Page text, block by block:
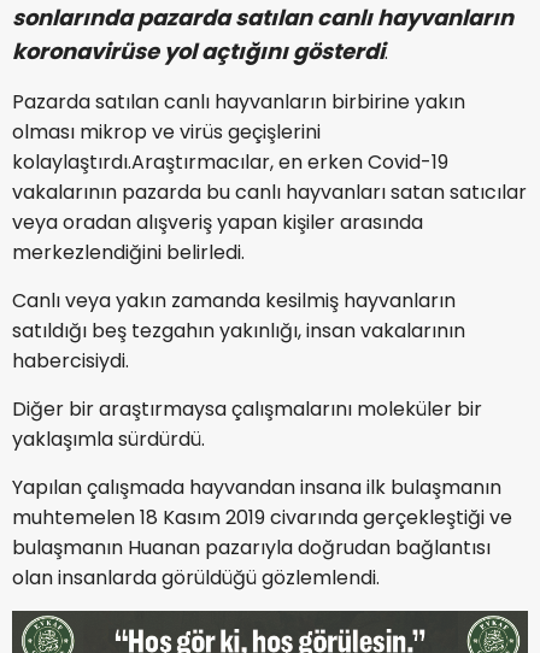
sonlarında pazarda satılan canlı hayvanların
koronavirüse yol açtığını gösterdi.
Pazarda satılan canlı hayvanların birbirine yakın
olması mikrop ve virüs geçişlerini
kolaylaştırdı.Araştırmacılar, en erken Covid-19
vakalarının pazarda bu canlı hayvanları satan satıcılar
veya oradan alışveriş yapan kişiler arasında
merkezlendiğini belirledi.
Canlı veya yakın zamanda kesilmiş hayvanların
satıldığı beş tezgahın yakınlığı, insan vakalarının
habercisiydi.
Diğer bir araştırmaysa çalışmalarını moleküler bir
yaklaşımla sürdürdü.
Yapılan çalışmada hayvandan insana ilk bulaşmanın
muhtemelen 18 Kasım 2019 civarında gerçekleştiği ve
bulaşmanın Huanan pazarıyla doğrudan bağlantısı
olan insanlarda görüldüğü gözlemlendi.